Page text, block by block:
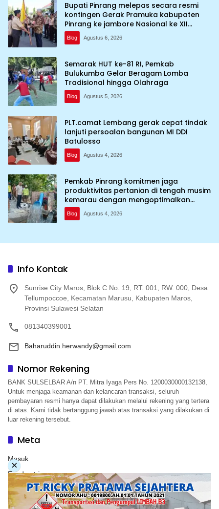
Bupati Pinrang melepas secara resmi
kontingen Gerak Pramuka kabupaten
Pinrang ke jambore Nasional ke XII
kebumi perkemahan Cibubur
Blog Agustus 6, 2026
Semarak HUT ke-81 RI, Pemkab
Bulukumba Gelar Beragam Lomba
Tradisional hingga Olahraga
Blog Agustus 5, 2026
PLT.camat Lembang gerak cepat tindak
lanjuti persoalan bangunan MI DDI
Batulosso
Blog Agustus 4, 2026
Pemkab Pinrang komitmen jaga
produktivitas pertanian di tengah musim
kemarau dengan mengoptimalkan
program Irigasi perpompaan (Irpom)
Blog Agustus 4, 2026
Info Kontak
Sunrise City Maros, Blok C No. 19, RT. 001, RW. 000, Desa
Tellumpoccoe, Kecamatan Marusu, Kabupaten Maros,
Provinsi Sulawesi Selatan
081340399001
Baharuddin.herwandy@gmail.com
Nomor Rekening
BANK SULSELBAR A/n PT. Mitra Iyaga Pers No. 1200030000132138,
Untuk menjaga keamanan dan kelancaran transaksi, seluruh
pembayaran resmi hanya dapat dilakukan melalui rekening yang tertera
di atas. Kami tidak bertanggung jawab atas transaksi yang dilakukan di
luar rekening tersebut.
Meta
Masuk
Feed entri
Feed komentar
WordPress.org
×